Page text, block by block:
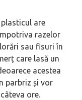
are
razelor
sau fisuri în
care lasă un
acestea
parbriz și vor
ore.